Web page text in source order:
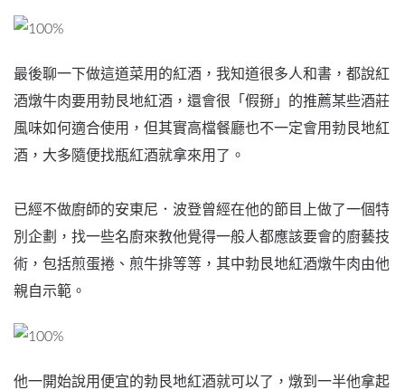
最後聊一下做這道菜用的紅酒，我知道很多人和書，都說紅
酒燉牛肉要用勃艮地紅酒，還會很「假掰」的推薦某些酒莊
風味如何適合使用，但其實高檔餐廳也不一定會用勃艮地紅
酒，大多隨便找瓶紅酒就拿來用了。
已經不做廚師的安東尼．波登曾經在他的節目上做了一個特
別企劃，找一些名廚來教他覺得一般人都應該要會的廚藝技
術，包括煎蛋捲、煎牛排等等，其中勃艮地紅酒燉牛肉由他
親自示範。
他一開始說用便宜的勃艮地紅酒就可以了，燉到一半他拿起